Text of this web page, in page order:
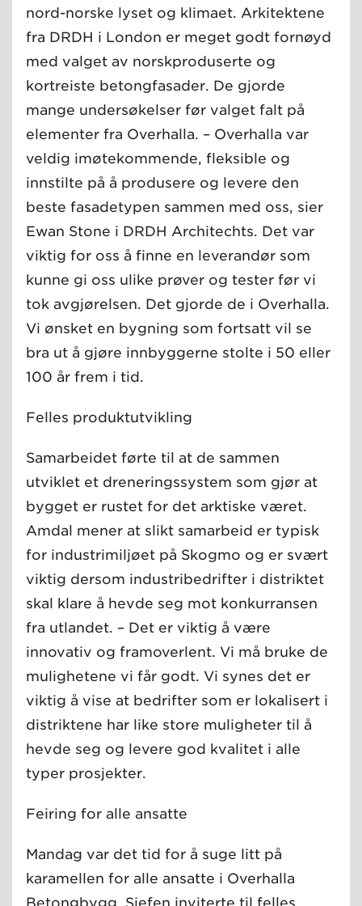
nord-norske lyset og klimaet. Arkitektene
fra DRDH i London er meget godt fornøyd
med valget av norskproduserte og
kortreiste betongfasader. De gjorde
mange undersøkelser før valget falt på
elementer fra Overhalla. – Overhalla var
veldig imøtekommende, fleksible og
innstilte på å produsere og levere den
beste fasadetypen sammen med oss, sier
Ewan Stone i DRDH Architechts. Det var
viktig for oss å finne en leverandør som
kunne gi oss ulike prøver og tester før vi
tok avgjørelsen. Det gjorde de i Overhalla.
Vi ønsket en bygning som fortsatt vil se
bra ut å gjøre innbyggerne stolte i 50 eller
100 år frem i tid.
Felles produktutvikling
Samarbeidet førte til at de sammen
utviklet et dreneringssystem som gjør at
bygget er rustet for det arktiske været.
Amdal mener at slikt samarbeid er typisk
for industrimiljøet på Skogmo og er svært
viktig dersom industribedrifter i distriktet
skal klare å hevde seg mot konkurransen
fra utlandet. – Det er viktig å være
innovativ og framoverlent. Vi må bruke de
mulighetene vi får godt. Vi synes det er
viktig å vise at bedrifter som er lokalisert i
distriktene har like store muligheter til å
hevde seg og levere god kvalitet i alle
typer prosjekter.
Feiring for alle ansatte
Mandag var det tid for å suge litt på
karamellen for alle ansatte i Overhalla
Betongbygg. Sjefen inviterte til felles